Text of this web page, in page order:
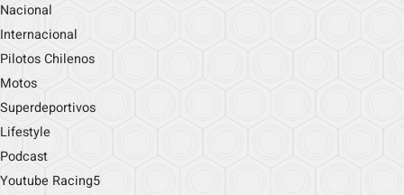
Nacional
Internacional
Pilotos Chilenos
Motos
Superdeportivos
Lifestyle
Podcast
Youtube Racing5